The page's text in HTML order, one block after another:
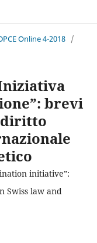
Online 4-2018 /
brevi
diritto
initiative”:
Swiss law and